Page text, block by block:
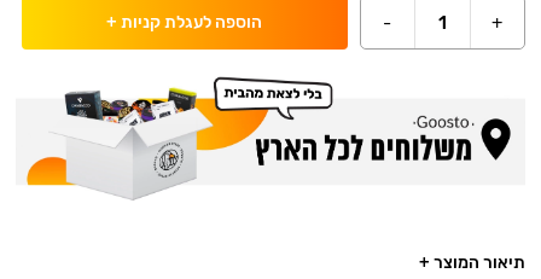
+
1
- הוספה לעגלת קניות +
תיאור המוצר +